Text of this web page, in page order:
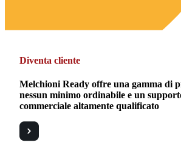
Diventa cliente
Melchioni Ready offre una gamma di
nessun minimo ordinabile e un
commerciale altamente qualificato